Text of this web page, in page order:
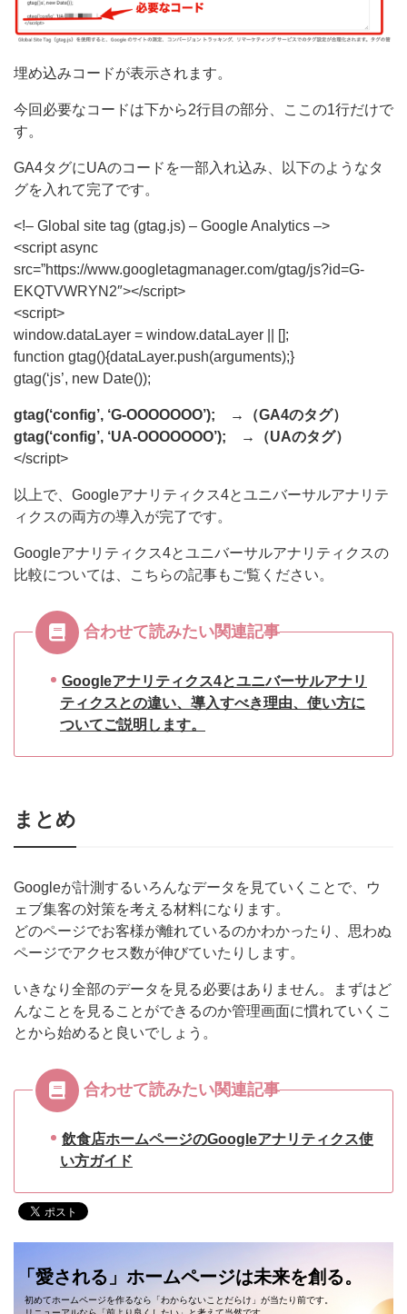
埋め込みコードが表示されます。
今回必要なコードは下から2行目の部分、ここの1行だけで
す。
GA4タグにUAのコードを一部入れ込み、以下のようなタ
グを入れて完了です。
<!– Global site tag (gtag.js) – Google Analytics –>
<script async
src=”https://www.googletagmanager.com/gtag/js?id=G-
EKQTVWRYN2″></script>
<script>
window.dataLayer = window.dataLayer || [];
function gtag(){dataLayer.push(arguments);}
gtag(‘js’, new Date());
gtag(‘config’, ‘G-OOOOOOO’); →（GA4のタグ）
gtag(‘config’, ‘UA-OOOOOOO’); →（UAのタグ）
</script>
以上で、Googleアナリティクス4とユニバーサルアナリテ
ィクスの両方の導入が完了です。
Googleアナリティクス4とユニバーサルアナリティクスの
比較については、こちらの記事もご覧ください。
合わせて読みたい関連記事
Googleアナリティクス4とユニバーサルアナリ
ティクスとの違い、導入すべき理由、使い方に
ついてご説明します。
まとめ
Googleが計測するいろんなデータを見ていくことで、ウ
ェブ集客の対策を考える材料になります。
どのページでお客様が離れているのかわかったり、思わぬ
ページでアクセス数が伸びていたりします。
いきなり全部のデータを見る必要はありません。まずはど
んなことを見ることができるのか管理画面に慣れていくこ
とから始めると良いでしょう。
合わせて読みたい関連記事
飲食店ホームページのGoogleアナリティクス使
い方ガイド
「愛される」ホームページは未来を創る。
初めてホームページを作るなら「わからないことだらけ」が当たり前です。